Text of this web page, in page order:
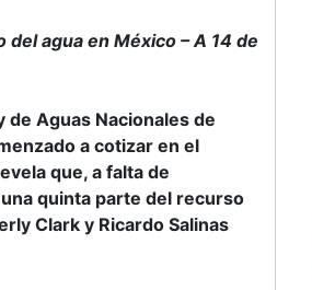
agua en México – A 14 de
Aguas Nacionales de
a cotizar en el
que, a falta de
quinta parte del recurso
Clark y Ricardo Salinas